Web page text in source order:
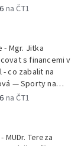
Zooterapie -
recepty na
na ČT1
- Mgr. Jitka
s financemi v
- co zabalit na
— Sporty na
Jungrová —
Vrána
na ČT1
Tereza